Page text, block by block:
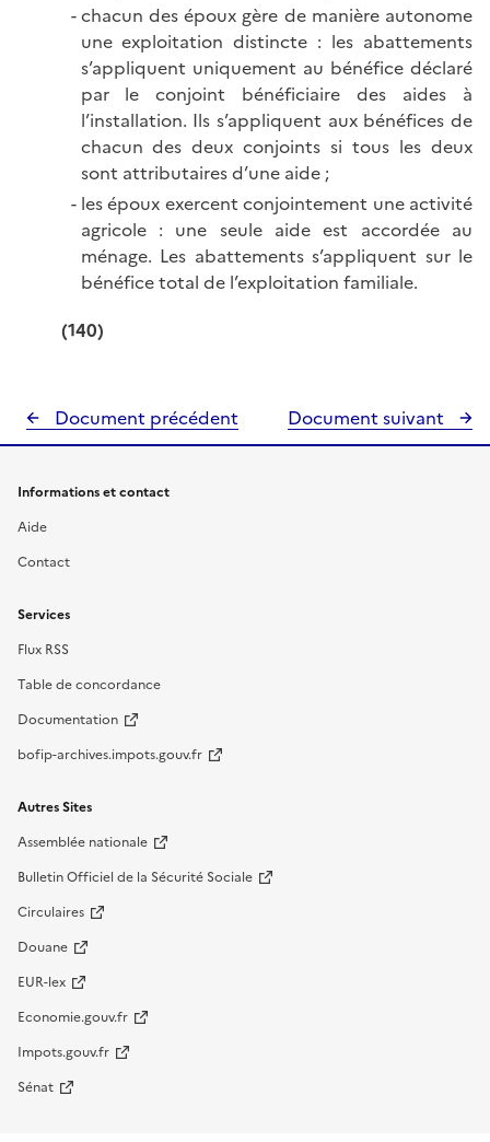
chacun des époux gère de manière autonome
une exploitation distincte : les abattements
s’appliquent uniquement au bénéfice déclaré
par le conjoint bénéficiaire des aides à
l’installation. Ils s’appliquent aux bénéfices de
chacun des deux conjoints si tous les deux
sont attributaires d’une aide ;
les époux exercent conjointement une activité
agricole : une seule aide est accordée au
ménage. Les abattements s’appliquent sur le
bénéfice total de l’exploitation familiale.
(140)
Document précédent Document suivant
Informations et contact
Aide
Contact
Services
Flux RSS
Table de concordance
Documentation
bofip-archives.impots.gouv.fr
Autres Sites
Assemblée nationale
Bulletin Officiel de la Sécurité Sociale
Circulaires
Douane
EUR-lex
Economie.gouv.fr
Impots.gouv.fr
Sénat